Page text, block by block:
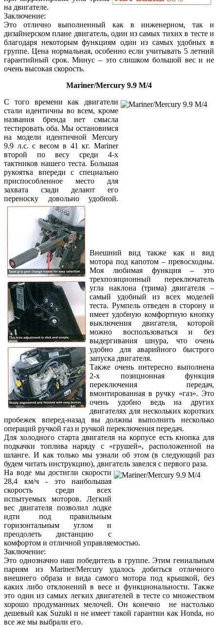
на двигателе.
Заключение:
Это отлично выполненный как в инженерном, так и
дизайнерском плане двигатель, один из самых тихих в тесте и
благодаря некоторым функциям один из самых удобных в
группе. Цена нормальная, особенно если учитывать 5 летний
гарантийный срок. Минус – это слишком большой вес и не
очень высокая скорость.
Mariner/Mercury 9.9 М/4
С того времени как двигатели
стали идентичны во всем, кроме
названия бренда нет смысла
тестировать оба. Мы остановимся
на модели идентичной Mercury
9.9 л.с. с весом в 41 кг. Mariner
второй по весу среди 4-х
тактников нашего теста. Большая
рукоятка впереди с специально
приспособленное место для
захвата сзади делают его
переноску довольно удобной.
Внешний вид также как и вид
мотора под капотом – превосходны.
Моя любимая функция – это
трехпозиционный переключатель
угла наклона (трима) двигателя –
самый удобный из всех моделей
теста. Румпель отведен в сторону и
имеет удобную комфортную кнопку
выключения двигателя, которой
можно воспользоваться и без
выдергивания шнура, что очень
удобно для аварийного быстрого
запуска двигателя.
Также очень интересно выполнена
2-х позиционная функция
переключения передач,
вмонтированная в ручку «газ». Это
очень удобно ведь на других
двигателях для нескольких коротких
пробежек вперед-назад вы должны выполнить несколько
операций ручкой газ и ручкой переключения передач.
Для холодного старта двигателя на корпусе есть кнопка для
подкачки топлива наряду с «грушей», расположенной на
шланге. И как только мы узнали об этом (в следующий раз
будем читать инструкцию), двигатель завелся с первого раза.
На воде мы достигли скорости
28,4 км/ч - это наибольшая
скорость среди всех
испытуемых моторов. Легкий
вес двигателя позволил лодке
идти под правильным
горизонтальным углом и
преодолеть дистанцию с
комфортом и отличной управляемостью.
Заключение:
Это однозначно наш победитель в группе. Этим гениальным
парням из Mariner/Mercury удалось добиться отличного
внешнего образа и вида самого мотора под крышкой, без
каких либо отклонений в весе и функциональности. Также
это один из самых легких двигателей в тесте со множеством
хорошо продуманных мелочей. Он конечно не настолько
дешевый как Suzuki и не имеет такой гарантии как Honda, но
все же мы выбрали его.